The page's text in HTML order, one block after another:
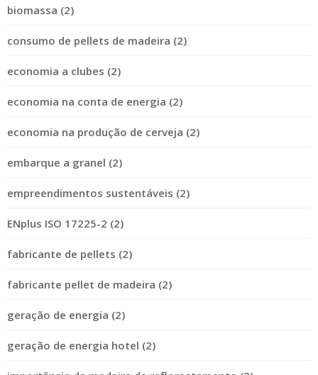
biomassa (2)
consumo de pellets de madeira (2)
economia a clubes (2)
economia na conta de energia (2)
economia na produção de cerveja (2)
embarque a granel (2)
empreendimentos sustentáveis (2)
ENplus ISO 17225-2 (2)
fabricante de pellets (2)
fabricante pellet de madeira (2)
geração de energia (2)
geração de energia hotel (2)